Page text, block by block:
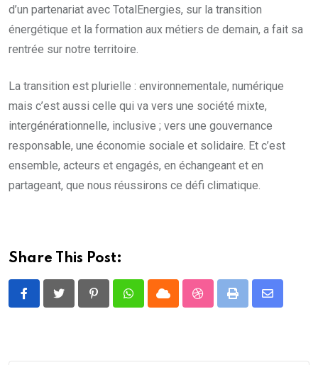
d’un partenariat avec TotalEnergies, sur la transition
énergétique et la formation aux métiers de demain, a fait sa
rentrée sur notre territoire.
La transition est plurielle : environnementale, numérique
mais c’est aussi celle qui va vers une société mixte,
intergénérationnelle, inclusive ; vers une gouvernance
responsable, une économie sociale et solidaire. Et c’est
ensemble, acteurs et engagés, en échangeant et en
partageant, que nous réussirons ce défi climatique.
Share This Post:
PinterestWhatsappCloud StumbleUpon
Print
Share